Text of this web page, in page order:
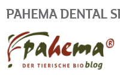
PAHEMA DENTAL